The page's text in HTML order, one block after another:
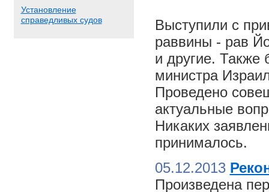
Установление
справедливых судов
Выступили с
раввины - рав
и другие. Также
министра
Проведено
актуальные
Никаких
принималось.
05.12.2013
Произведена